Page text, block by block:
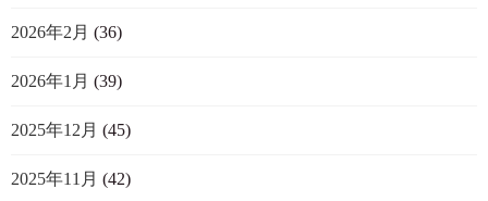
2026年2月 (36)
2026年1月 (39)
2025年12月 (45)
2025年11月 (42)